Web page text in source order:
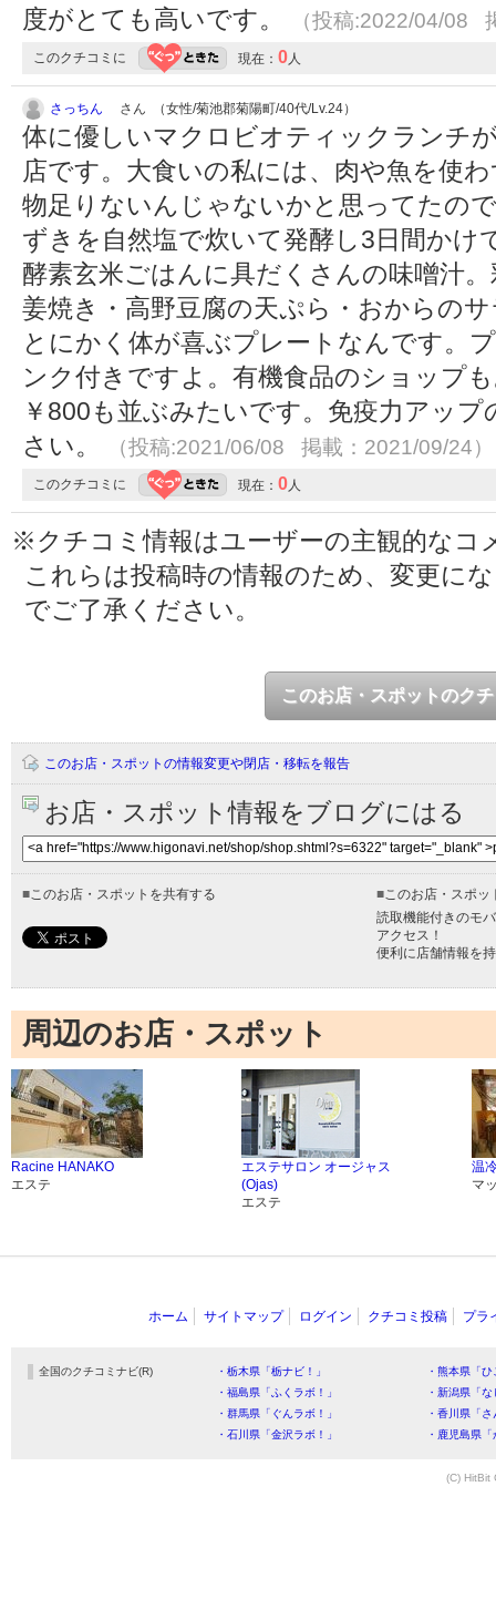
度がとても高いです。
（投稿:2022/04/08
このクチコミに 現在： 0 人
さっちん さん （女性/菊池郡菊陽町/40代/Lv.24）
体に優しいマクロビオティックランチ
店です。大食いの私には、肉や魚を使
物足りないんじゃないかと思ってたの
ずきを自然塩で炊いて発酵し3日間かけ
酵素玄米ごはんに具だくさんの味噌汁
姜焼き・高野豆腐の天ぷら・おからの
とにかく体が喜ぶプレートなんです。
ンク付きですよ。有機食品のショップ
￥800も並ぶみたいです。免疫力アッ
さい。
（投稿:2021/06/08 掲載：2021/09/24）
このクチコミに 現在： 0 人
※クチコミ情報はユーザーの主観的なコ
これらは投稿時の情報のため、変更に
でご了承ください。
このお店・スポットのク
このお店・スポットの情報変更や閉店・移転を報告
お店・スポット情報をブログにはる
■ このお店・スポットを共有する ■ このお店・スポ
読取機能付きのモ
アクセス！
便利に店舗情報を
周辺のお店・スポット
Racine HANAKO
エステ
エステサロン オージャス
(Ojas)
エステ
温
マ
ホーム サイトマップ ログイン クチコミ投稿 プラ
全国のクチコミナビ(R) ・栃木県「栃ナビ！」
・熊本県「
・福島県「ふくラボ！」
・新潟県「
・群馬県「ぐんラボ！」
・香川県「
・石川県「金沢ラボ！」
・鹿児島県
(C) HitBit